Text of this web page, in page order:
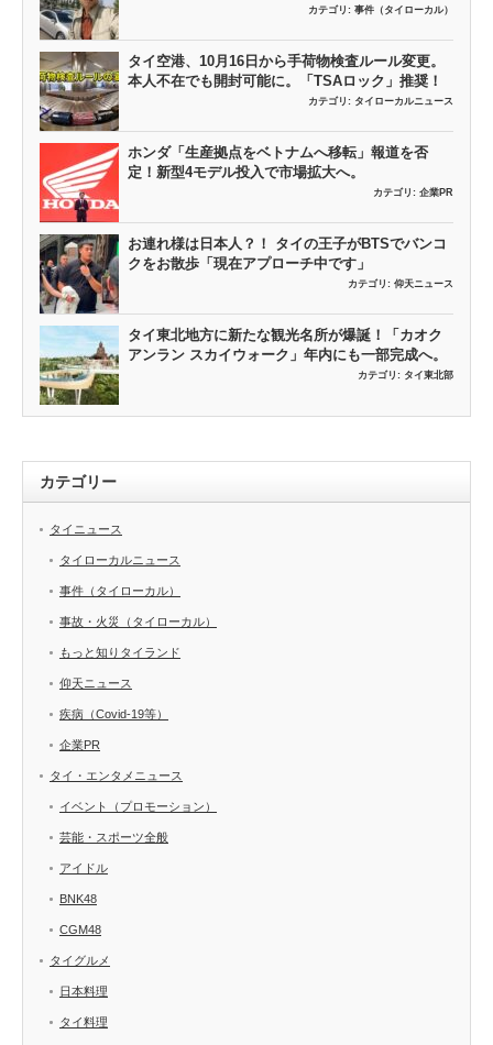
カテゴリ: 事件（タイローカル）
タイ空港、10月16日から手荷物検査ルール変更。
本人不在でも開封可能に。「TSAロック」推奨！
カテゴリ: タイローカルニュース
ホンダ「生産拠点をベトナムへ移転」報道を否
定！新型4モデル投入で市場拡大へ。
カテゴリ: 企業PR
お連れ様は日本人？！ タイの王子がBTSでバンコ
クをお散歩「現在アプローチ中です」
カテゴリ: 仰天ニュース
タイ東北地方に新たな観光名所が爆誕！「カオク
アンラン スカイウォーク」年内にも一部完成へ。
カテゴリ: タイ東北部
カテゴリー
タイニュース
タイローカルニュース
事件（タイローカル）
事故・火災（タイローカル）
もっと知りタイランド
仰天ニュース
疾病（Covid-19等）
企業PR
タイ・エンタメニュース
イベント（プロモーション）
芸能・スポーツ全般
アイドル
BNK48
CGM48
タイグルメ
日本料理
タイ料理